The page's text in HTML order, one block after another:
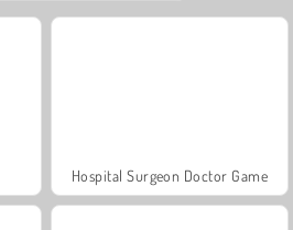
Hospital Surgeon Doctor Game